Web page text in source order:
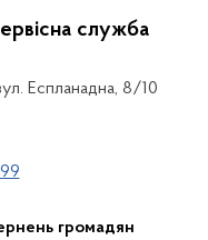
служба
Еспланадна, 8/10
громадян